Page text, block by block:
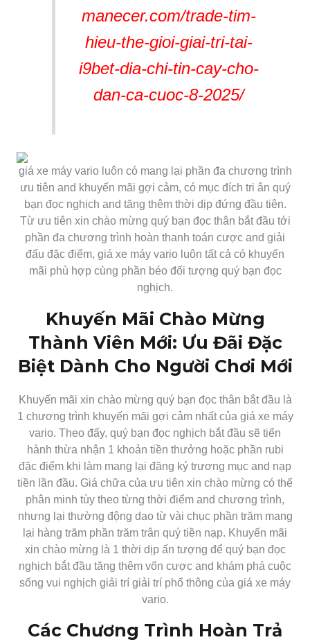
manecer.com/trade-tim-
hieu-the-gioi-giai-tri-tai-
i9bet-dia-chi-tin-cay-cho-
dan-ca-cuoc-8-2025/
giá xe máy vario luôn có mang lại phần đa chương trình
ưu tiên and khuyến mãi gợi cảm, có mục đích tri ân quý
bạn đọc nghịch and tăng thêm thời dịp đứng đầu tiên.
Từ ưu tiên xin chào mừng quý bạn đọc thân bắt đầu tới
phần đa chương trình hoàn thanh toán cược and giải
đấu đặc điểm, giá xe máy vario luôn tất cả có khuyến
mãi phù hợp cùng phần béo đối tượng quý bạn đọc
nghịch.
Khuyến Mãi Chào Mừng
Thành Viên Mới: Ưu Đãi Đặc
Biệt Dành Cho Người Chơi Mới
Khuyến mãi xin chào mừng quý bạn đọc thân bắt đầu là
1 chương trình khuyến mãi gợi cảm nhất của giá xe máy
vario. Theo đấy, quý bạn đọc nghịch bắt đầu sẽ tiến
hành thừa nhận 1 khoản tiền thưởng hoặc phần rubi
đặc điểm khi làm mang lại đăng ký trương mục and nạp
tiền lần đầu. Giá chữa của ưu tiên xin chào mừng có thể
phân minh tùy theo từng thời điểm and chương trình,
nhưng lại thường động dao từ vài chục phần trăm mang
lại hàng trăm phần trăm trân quý tiền nạp. Khuyến mãi
xin chào mừng là 1 thời dịp ấn tượng để quý bạn đọc
nghịch bắt đầu tăng thêm vốn cược and khám phá cuộc
sống vui nghịch giải trí giải trí phổ thông của giá xe máy
vario.
Các Chương Trình Hoàn Trả